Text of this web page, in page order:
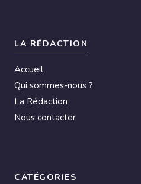
LA RÉDACTION
Accueil
Qui sommes-nous ?
La Rédaction
Nous contacter
CATÉGORIES